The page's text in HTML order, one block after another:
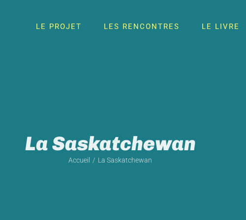
LE PROJET LES RENCONTRES LE LIVRE
La Saskatchewan
Accueil La Saskatchewan